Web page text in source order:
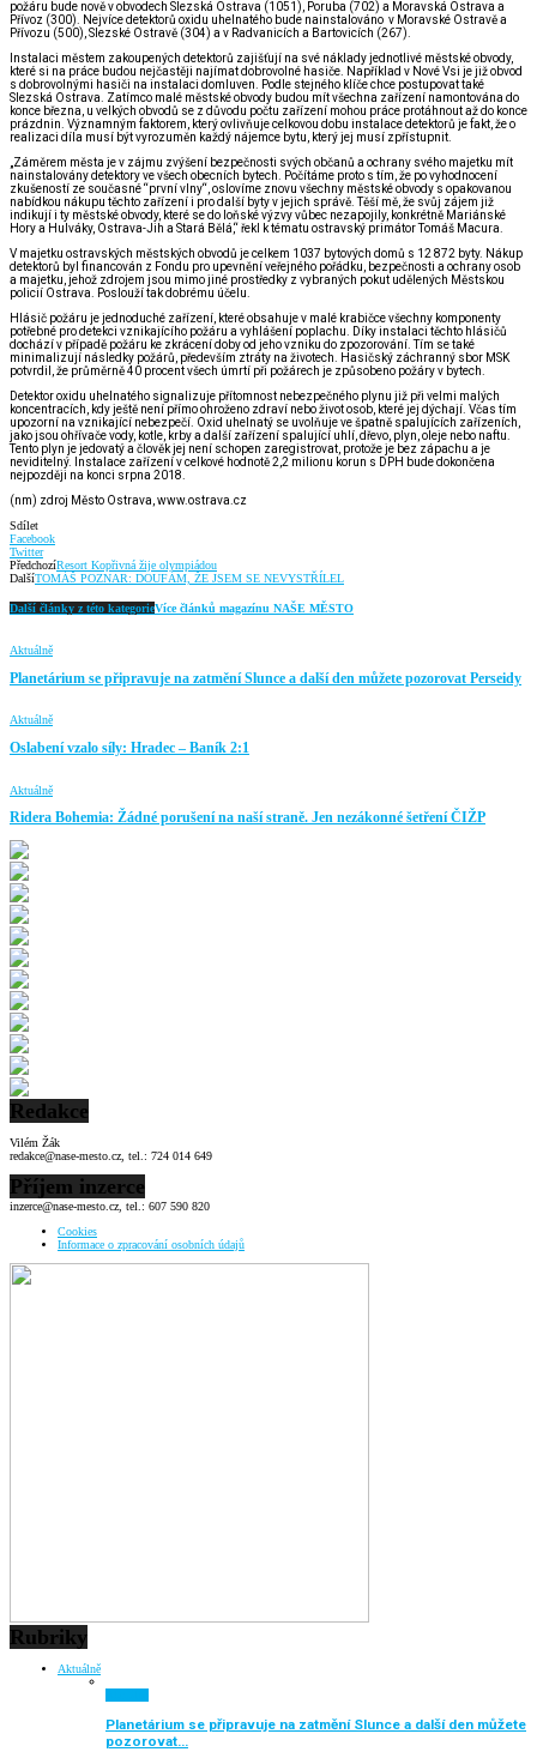
požáru bude nově v obvodech Slezská Ostrava (1051), Poruba (702) a Moravská Ostrava a
Přívoz (300). Nejvíce detektorů oxidu uhelnatého bude nainstalováno v Moravské Ostravě a
Přívozu (500), Slezské Ostravě (304) a v Radvanicích a Bartovicích (267).
Instalaci městem zakoupených detektorů zajišťují na své náklady jednotlivé městské obvody,
které si na práce budou nejčastěji najímat dobrovolné hasiče. Například v Nové Vsi je již obvod
s dobrovolnými hasiči na instalaci domluven. Podle stejného klíče chce postupovat také
Slezská Ostrava. Zatímco malé městské obvody budou mít všechna zařízení namontována do
konce března, u velkých obvodů se z důvodu počtu zařízení mohou práce protáhnout až do konce
prázdnin. Významným faktorem, který ovlivňuje celkovou dobu instalace detektorů je fakt, že o
realizaci díla musí být vyrozuměn každý nájemce bytu, který jej musí zpřístupnit.
„Záměrem města je v zájmu zvýšení bezpečnosti svých občanů a ochrany svého majetku mít
nainstalovány detektory ve všech obecních bytech. Počítáme proto s tím, že po vyhodnocení
zkušeností ze současné “první vlny“, oslovíme znovu všechny městské obvody s opakovanou
nabídkou nákupu těchto zařízení i pro další byty v jejich správě. Těší mě, že svůj zájem již
indikují i ty městské obvody, které se do loňské výzvy vůbec nezapojily, konkrétně Mariánské
Hory a Hulváky, Ostrava-Jih a Stará Bělá,“ řekl k tématu ostravský primátor Tomáš Macura.
V majetku ostravských městských obvodů je celkem 1037 bytových domů s 12 872 byty. Nákup
detektorů byl financován z Fondu pro upevnění veřejného pořádku, bezpečnosti a ochrany osob
a majetku, jehož zdrojem jsou mimo jiné prostředky z vybraných pokut udělených Městskou
policií Ostrava. Poslouží tak dobrému účelu.
Hlásič požáru je jednoduché zařízení, které obsahuje v malé krabičce všechny komponenty
potřebné pro detekci vznikajícího požáru a vyhlášení poplachu. Díky instalaci těchto hlásičů
dochází v případě požáru ke zkrácení doby od jeho vzniku do zpozorování. Tím se také
minimalizují následky požárů, především ztráty na životech. Hasičský záchranný sbor MSK
potvrdil, že průměrně 40 procent všech úmrtí při požárech je způsobeno požáry v bytech.
Detektor oxidu uhelnatého signalizuje přítomnost nebezpečného plynu již při velmi malých
koncentracích, kdy ještě není přímo ohroženo zdraví nebo život osob, které jej dýchají. Včas tím
upozorní na vznikající nebezpečí. Oxid uhelnatý se uvolňuje ve špatně spalujících zařízeních,
jako jsou ohřívače vody, kotle, krby a další zařízení spalující uhlí, dřevo, plyn, oleje nebo naftu.
Tento plyn je jedovatý a člověk jej není schopen zaregistrovat, protože je bez zápachu a je
neviditelný. Instalace zařízení v celkové hodnotě 2,2 milionu korun s DPH bude dokončena
nejpozději na konci srpna 2018.
(nm) zdroj Město Ostrava, www.ostrava.cz
Sdílet
Facebook
Twitter
PředchozíResort Kopřivná žije olympiádou
DalšíTOMÁŠ POZNAR: DOUFÁM, ŽE JSEM SE NEVYSTŘÍLEL
Další články z této kategorieVíce článků magazínu NAŠE MĚSTO
Aktuálně
Planetárium se připravuje na zatmění Slunce a další den můžete pozorovat Perseidy
Aktuálně
Oslabení vzalo síly: Hradec – Baník 2:1
Aktuálně
Ridera Bohemia: Žádné porušení na naší straně. Jen nezákonné šetření ČIŽP
Redakce
Vilém Žák
redakce@nase-mesto.cz, tel.: 724 014 649
Příjem inzerce
inzerce@nase-mesto.cz, tel.: 607 590 820
Cookies
Informace o zpracování osobních údajů
Rubriky
Aktuálně
Planetárium se připravuje na zatmění Slunce a další den můžete
pozorovat…